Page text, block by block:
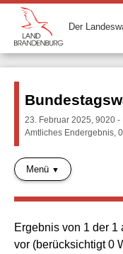
Der
23. Februar 2025, 9020
Amtliches Endergebnis,
Menü
Ergebnis von 1 der
vor (berücksichtigt 0